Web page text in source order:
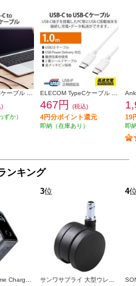
)
ずか）
467円 (税込)
4円分ポイント還元
即納（在庫あり）
19
即
ンキング
3位 4